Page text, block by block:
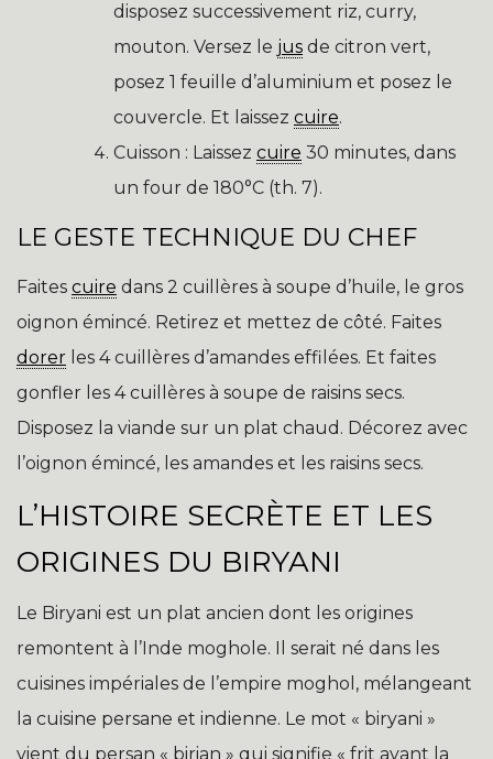
disposez successivement riz, curry,
mouton. Versez le jus de citron vert,
posez 1 feuille d’aluminium et posez le
couvercle. Et laissez cuire.
Cuisson : Laissez cuire 30 minutes, dans
un four de 180°C (th. 7).
LE GESTE TECHNIQUE DU CHEF
Faites cuire dans 2 cuillères à soupe d’huile, le gros
oignon émincé. Retirez et mettez de côté. Faites
dorer les 4 cuillères d’amandes effilées. Et faites
gonfler les 4 cuillères à soupe de raisins secs.
Disposez la viande sur un plat chaud. Décorez avec
l’oignon émincé, les amandes et les raisins secs.
L’HISTOIRE SECRÈTE ET LES
ORIGINES DU BIRYANI
Le Biryani est un plat ancien dont les origines
remontent à l’Inde moghole. Il serait né dans les
cuisines impériales de l’empire moghol, mélangeant
la cuisine persane et indienne. Le mot « biryani »
vient du persan « birian » qui signifie « frit avant la